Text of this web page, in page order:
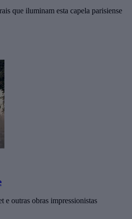
que iluminam esta capela parisiense
e outras obras impressionistas